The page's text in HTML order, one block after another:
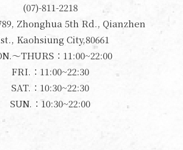
(07)-811-2218
Zhonghua 5th Rd., Qianzhen
Kaohsiung City,80661
～THURS：11:00~22:00
FRI.：11:00~22:30
SAT.：10:30~22:30
SUN.：10:30~22:00